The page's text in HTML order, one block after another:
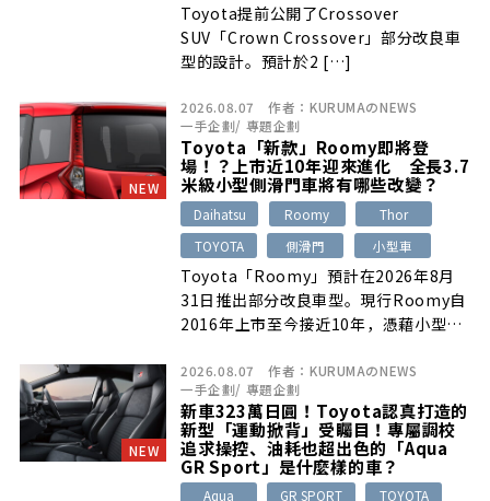
Toyota提前公開了Crossover
SUV「Crown Crossover」部分改良車
型的設計。預計於2 […]
NEW
2026.08.07 作者： KURUMAのNEWS
一手企劃/ 專題企劃
Toyota「新款」Roomy即將登
場！？上市近10年迎來進化 全長3.7
米級小型側滑門車將有哪些改變？
Daihatsu Roomy
Thor
TOYOTA
側滑門 小型車
Toyota「Roomy」預計在2026年8月
31日推出部分改良車型。現行Roomy自
2016年上市至今接近10年，憑藉小型車
與親民售價持續熱銷。此次改良重點將放
在Smart Assist安全系統、ACC適用範
圍與便利配備調整，內外觀設計則大致維
持不變；日本經銷端也預估各等級價格將
上漲約5萬至8萬日圓。
NEW
2026.08.07 作者： KURUMAのNEWS
一手企劃/ 專題企劃
新車323萬日圓！Toyota認真打造的
新型「運動掀背」受矚目！專屬調校
追求操控、油耗也超出色的「Aqua
GR Sport」是什麼樣的車？
Aqua GR SPORT TOYOTA